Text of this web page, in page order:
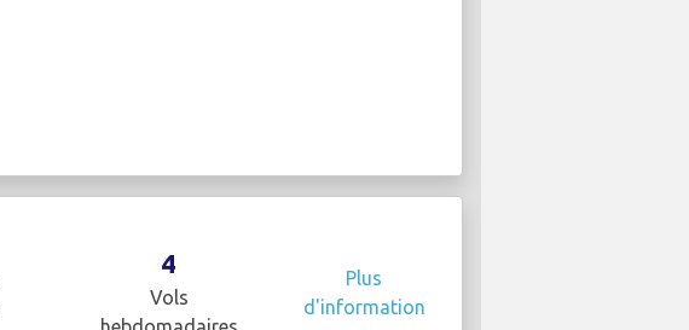
4
Vols
Plus
d'information